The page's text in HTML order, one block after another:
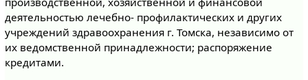
деятельностью лечебно- профилактических и других
учреждений здравоохранения г. Томска, независимо от
их ведомственной принадлежности; распоряжение
кредитами.